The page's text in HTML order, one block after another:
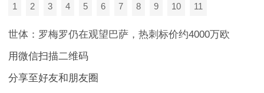
1 2 3 4 5 6 7 8 9 10 11
世体：罗梅罗仍在观望巴萨，热刺标价约4000万欧
用微信扫描二维码
分享至好友和朋友圈